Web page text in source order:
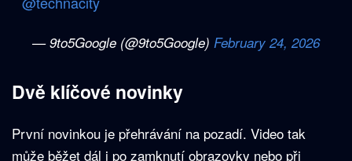
— 9to5Google (@9to5Google) February 24, 2026
Dvě klíčové novinky
První novinkou je přehrávání na pozadí. Video tak
může běžet dál i po zamknutí obrazovky nebo při